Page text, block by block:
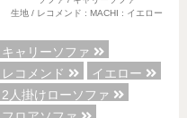
生地 / レコメンド : MACHI : イエロー
キャリーソファ
レコメンド
イエロー
2人掛けローソファ